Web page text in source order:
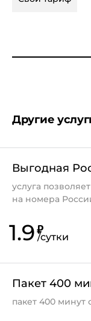
Другие
Выгодная
услуга
на номера
1.9₽
/сутки
Пакет 400
пакет 400 минут